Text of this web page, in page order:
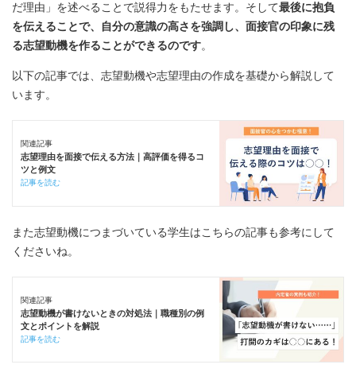
だ理由」を述べることで説得力をもたせます。そして最後に抱負
を伝えることで、自分の意識の高さを強調し、面接官の印象に残
る志望動機を作ることができるのです。
以下の記事では、志望動機や志望理由の作成を基礎から解説して
います。
関連記事
志望理由を面接で伝える方法｜高評価を得るコ
ツと例文
記事を読む
また志望動機につまづいている学生はこちらの記事も参考にして
くださいね。
関連記事
志望動機が書けないときの対処法｜職種別の例
文とポイントを解説
記事を読む